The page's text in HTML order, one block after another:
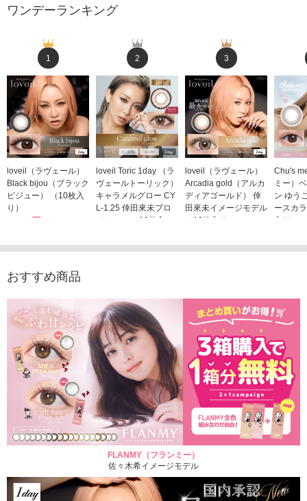
ワンデーランキング
1
loveil（ラヴェール）
Black bijou（ブラック
ビジュー） （10枚入
り）
1,760円
2
loveil Toric 1day （ラ
ヴェールトーリック）
キャラメルグロー CY
L-1.25 倖田來未プロ
デュース （10枚入
1,760円(税込)
3
loveil（ラヴェール）
Arcadia gold（アルカ
ディアゴールド） 倖
田來未イメージモデル
（10枚入り）
Chu's
ミー）
ン ゆう
ースカ
入り）
おすすめ商品
FLANMY（フランミー）
佐々木希イメージモデル